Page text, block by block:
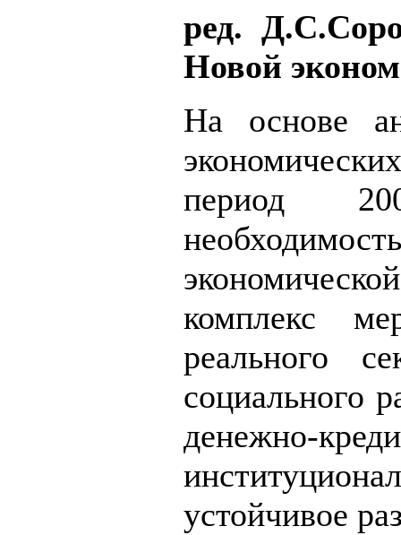
ред.
Новой
На основе
период
комплекс
реального
социального
денежно-
устойчивое